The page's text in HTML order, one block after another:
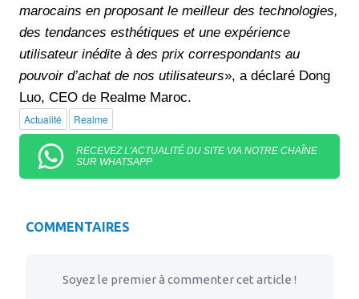
marocains en proposant le meilleur des technologies,
des tendances esthétiques et une expérience
utilisateur inédite à des prix correspondants au
pouvoir d’achat de nos utilisateurs», a déclaré Dong
Luo, CEO de Realme Maroc.
Actualité Realme
RECEVEZ L'ACTUALITÉ DU SITE VIA NOTRE CHAÎNE
SUR WHATSAPP
COMMENTAIRES
Soyez le premier à commenter cet article !